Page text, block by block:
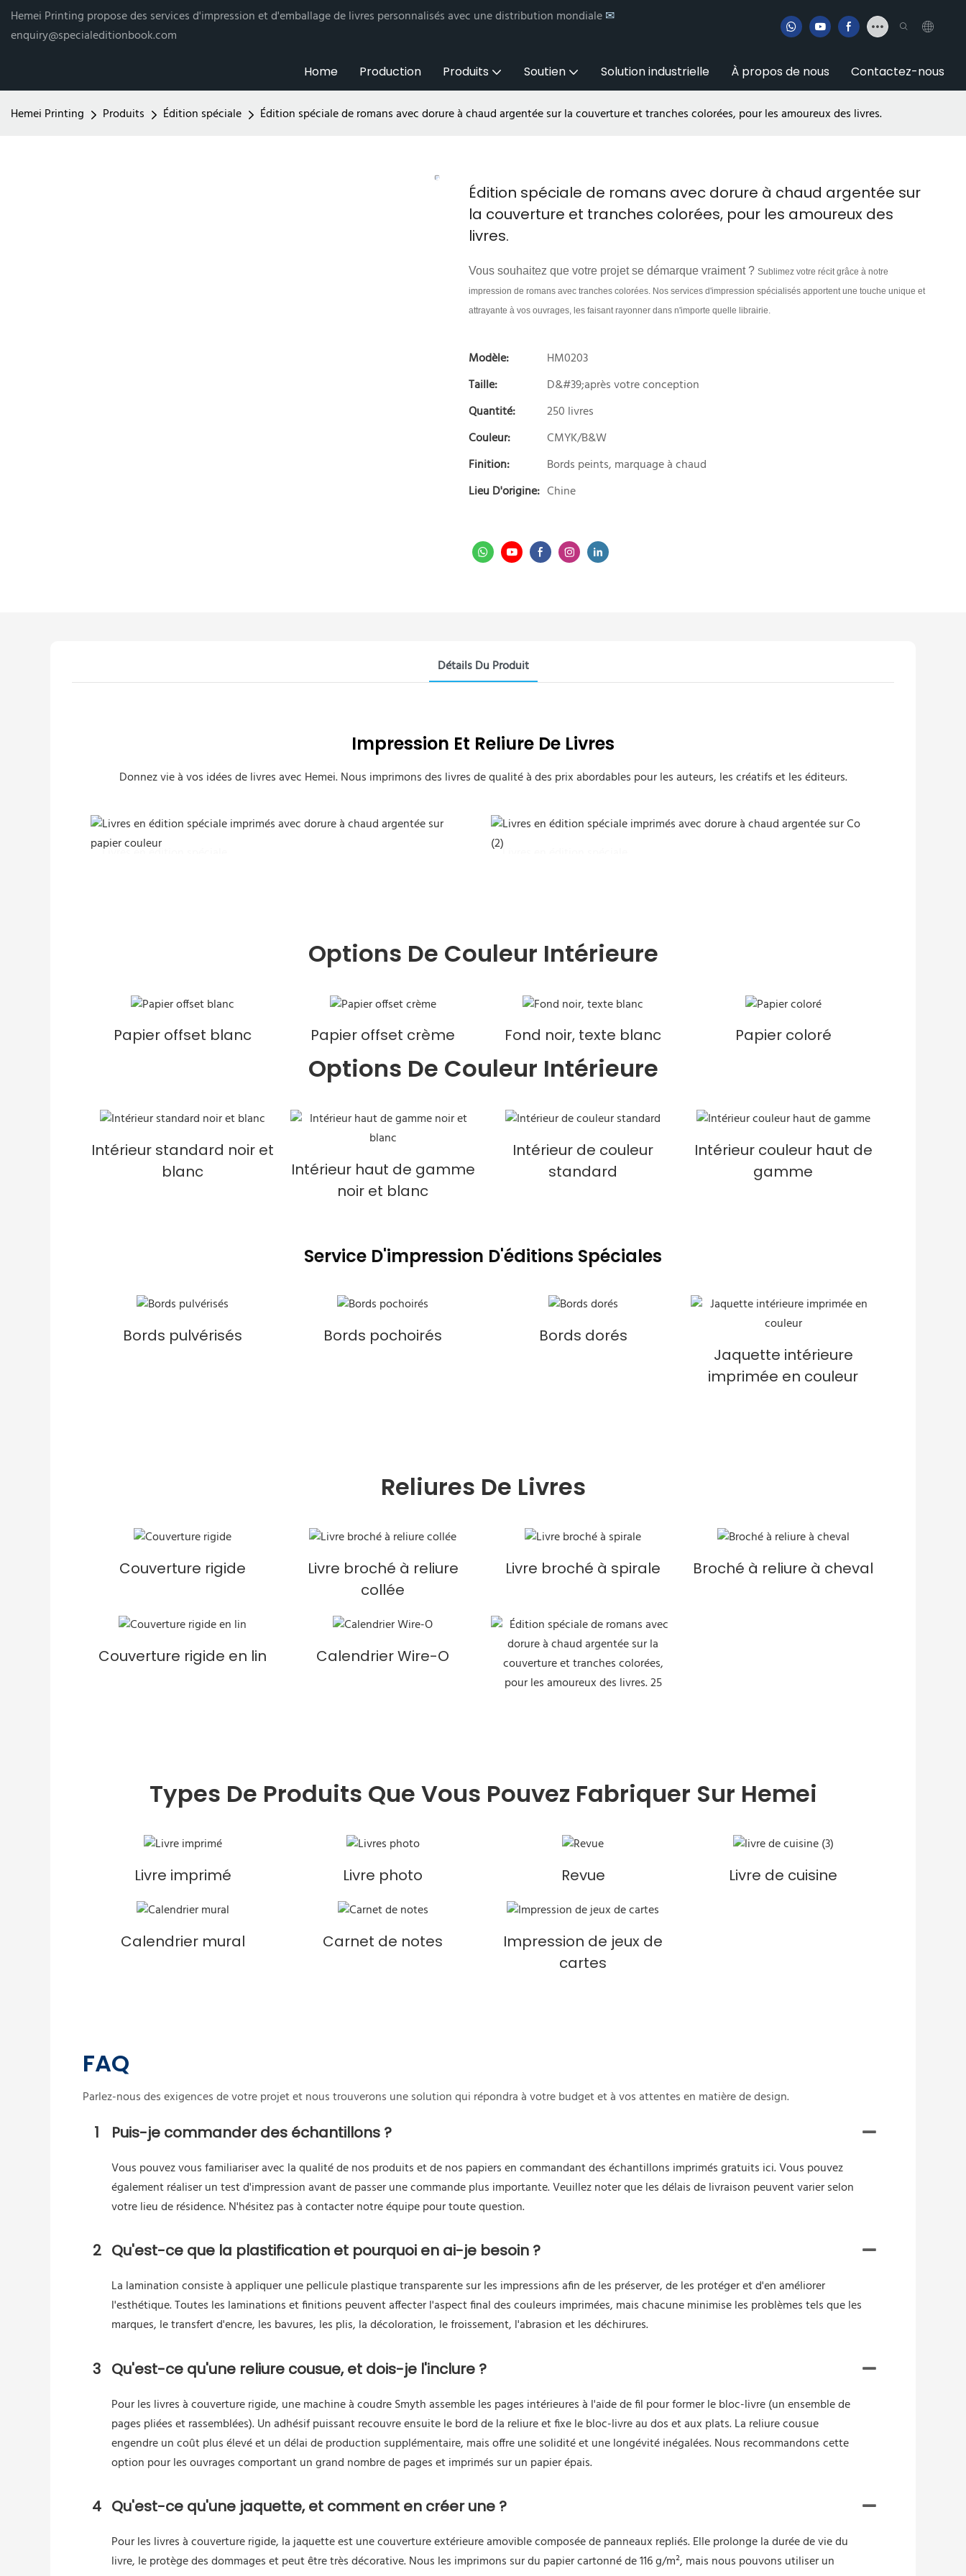
Hemei Printing propose des services d'impression et d'emballage de livres personnalisés avec une distribution mondiale✉
enquiry@specialeditionbook.com
Home Production Produits Soutien Solution industrielle À propos de nous Contactez-nous
Hemei Printing Produits Édition spéciale Édition spéciale de romans avec dorure à chaud argentée sur la couverture et tranches colorées, pour les amoureux des livres.
Édition spéciale de romans avec dorure à chaud argentée sur
la couverture et tranches colorées, pour les amoureux des
livres.
Vous souhaitez que votre projet se démarque vraiment ? Sublimez votre récit grâce à notre
impression de romans avec tranches colorées. Nos services d'impression spécialisés apportent une touche unique et
attrayante à vos ouvrages, les faisant rayonner dans n'importe quelle librairie.
Modèle:
HM0203
Taille:
D&#39;après votre conception
Quantité:
250 livres
Couleur:
CMYK/B&W
Finition:
Bords peints, marquage à chaud
Lieu D'origine: Chine
Détails Du Produit
Impression Et Reliure De Livres
Donnez vie à vos idées de livres avec Hemei. Nous imprimons des livres de qualité à des prix abordables pour les auteurs, les créatifs et les éditeurs.
Livres en édition spéciale Livres en édition spéciale
Options De Couleur Intérieure
Papier offset blanc Papier offset crème Fond noir, texte blanc Papier coloré
Options De Couleur Intérieure
Intérieur standard noir et
blanc
Intérieur haut de gamme
noir et blanc
Intérieur de couleur
standard
Intérieur couleur haut de
gamme
Service D'impression D'éditions Spéciales
Bords pulvérisés Bords pochoirés
Bords dorés
Jaquette intérieure
imprimée en couleur
Reliures De Livres
Couverture rigide
Livre broché à reliure
collée
Livre broché à spirale Broché à reliure à cheval
Couverture rigide en lin Calendrier Wire-O
Types De Produits Que Vous Pouvez Fabriquer Sur Hemei
Livre imprimé Livre photo Revue Livre de cuisine
Calendrier mural Carnet de notes
Impression de jeux de
cartes
FAQ
Parlez-nous des exigences de votre projet et nous trouverons une solution qui répondra à votre budget et à vos attentes en matière de design.
1 Puis-je commander des échantillons ?
Vous pouvez vous familiariser avec la qualité de nos produits et de nos papiers en commandant des échantillons imprimés gratuits ici. Vous pouvez
également réaliser un test d'impression avant de passer une commande plus importante. Veuillez noter que les délais de livraison peuvent varier selon
votre lieu de résidence. N'hésitez pas à contacter notre équipe pour toute question.
2 Qu'est-ce que la plastification et pourquoi en ai-je besoin ?
La lamination consiste à appliquer une pellicule plastique transparente sur les impressions afin de les préserver, de les protéger et d'en améliorer
l'esthétique. Toutes les laminations et finitions peuvent affecter l'aspect final des couleurs imprimées, mais chacune minimise les problèmes tels que les
marques, le transfert d'encre, les bavures, les plis, la décoloration, le froissement, l'abrasion et les déchirures.
3 Qu'est-ce qu'une reliure cousue, et dois-je l'inclure ?
Pour les livres à couverture rigide, une machine à coudre Smyth assemble les pages intérieures à l'aide de fil pour former le bloc-livre (un ensemble de
pages pliées et rassemblées). Un adhésif puissant recouvre ensuite le bord de la reliure et fixe le bloc-livre au dos et aux plats. La reliure cousue
engendre un coût plus élevé et un délai de production supplémentaire, mais offre une solidité et une longévité inégalées. Nous recommandons cette
option pour les ouvrages comportant un grand nombre de pages et imprimés sur un papier épais.
4 Qu'est-ce qu'une jaquette, et comment en créer une ?
Pour les livres à couverture rigide, la jaquette est une couverture extérieure amovible composée de panneaux repliés. Elle prolonge la durée de vie du
livre, le protège des dommages et peut être très décorative. Nous les imprimons sur du papier cartonné de 116 g/m², mais nous pouvons utiliser un